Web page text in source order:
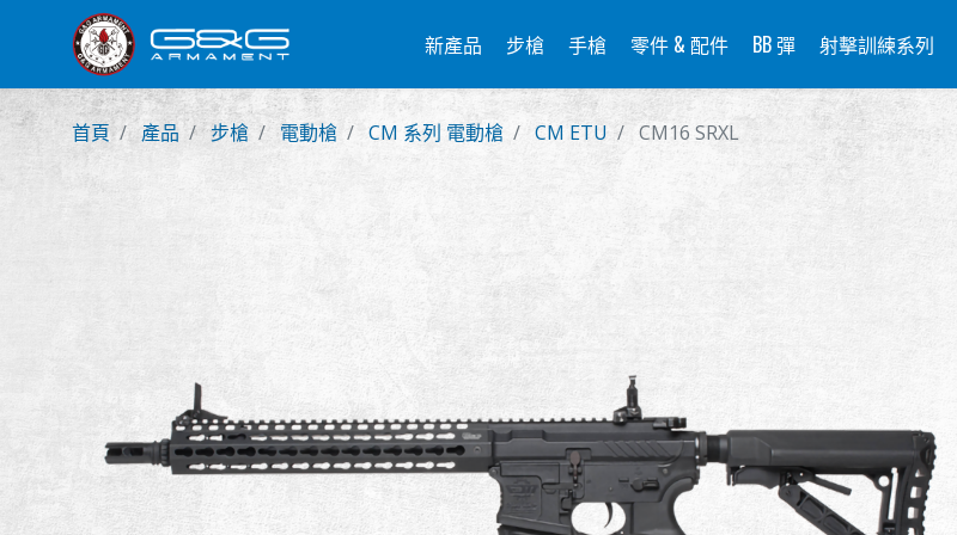
新產品 步槍 手槍 零件 & 配件 BB 彈 射擊訓練系列
首頁 產品 步槍 電動槍 CM 系列 電動槍 CM ETU CM16 SRXL